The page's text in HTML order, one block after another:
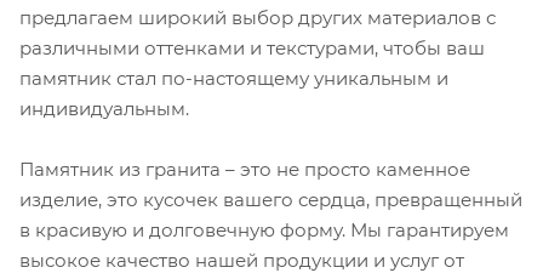
предлагаем широкий выбор других материалов с
различными оттенками и текстурами, чтобы ваш
памятник стал по-настоящему уникальным и
индивидуальным.
Памятник из гранита – это не просто каменное
изделие, это кусочек вашего сердца, превращенный
в красивую и долговечную форму. Мы гарантируем
высокое качество нашей продукции и услуг от